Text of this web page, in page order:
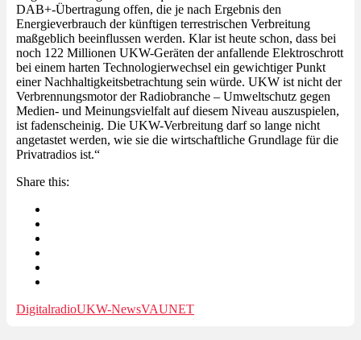
DAB+-Übertragung offen, die je nach Ergebnis den
Energieverbrauch der künftigen terrestrischen Verbreitung
maßgeblich beeinflussen werden. Klar ist heute schon, dass bei
noch 122 Millionen UKW-Geräten der anfallende Elektroschrott
bei einem harten Technologierwechsel ein gewichtiger Punkt
einer Nachhaltigkeitsbetrachtung sein würde. UKW ist nicht der
Verbrennungsmotor der Radiobranche – Umweltschutz gegen
Medien- und Meinungsvielfalt auf diesem Niveau auszuspielen,
ist fadenscheinig. Die UKW-Verbreitung darf so lange nicht
angetastet werden, wie sie die wirtschaftliche Grundlage für die
Privatradios ist.“
Share this:
DigitalradioUKW-NewsVAUNET